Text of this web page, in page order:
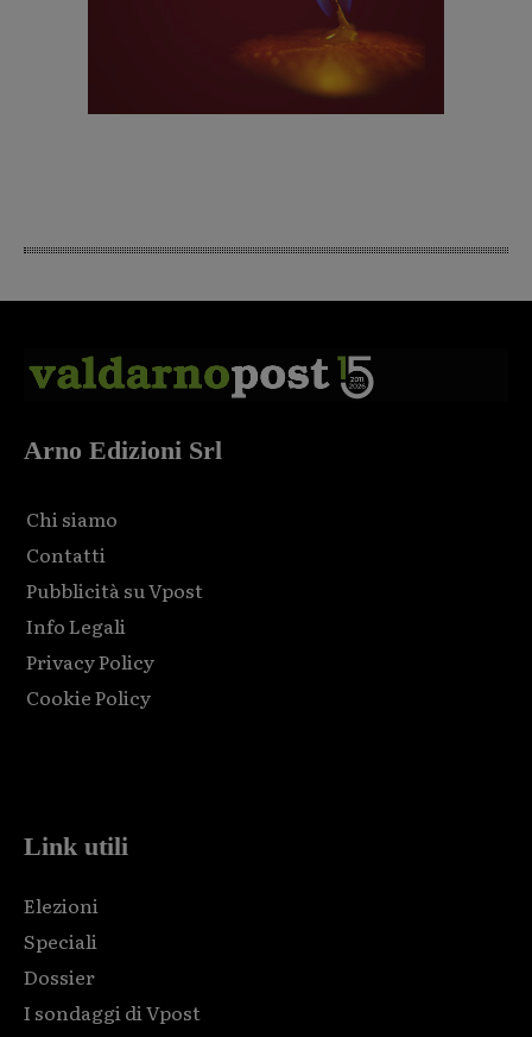
Arno Edizioni Srl
Chi siamo
Contatti
Pubblicità su Vpost
Info Legali
Privacy Policy
Cookie Policy
Link utili
Elezioni
Speciali
Dossier
I sondaggi di Vpost